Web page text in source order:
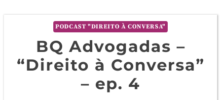
PODCAST "DIREITO À CONVERSA"
BQ Advogadas –
“Direito à Conversa”
– ep. 4